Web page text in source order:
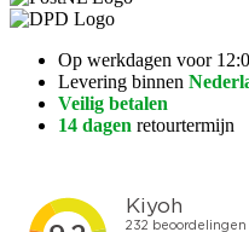
Op werkdagen voor
Levering binnen
Veilig betalen
14 dagen retourtermijn